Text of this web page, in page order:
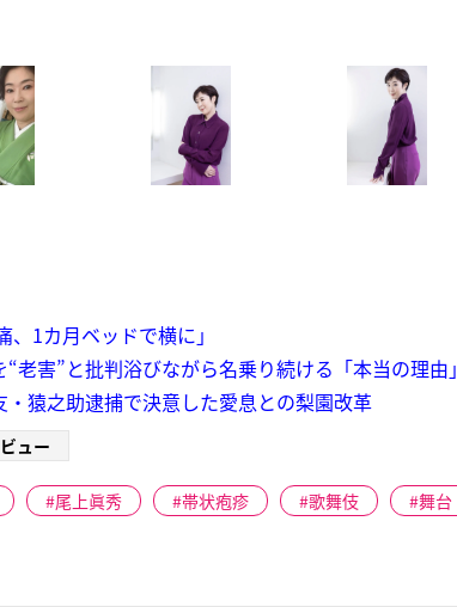
1カ月ベッドで横に」
害”と批判浴びながら名乗り続ける「本当の理由」
猿之助逮捕で決意した愛息との梨園改革
ュー
尾上眞秀 帯状疱疹 歌舞伎 舞台